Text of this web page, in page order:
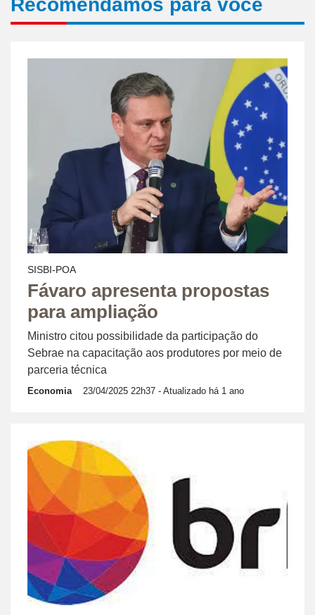
SISBI-POA
Fávaro apresenta propostas
para ampliação
Ministro citou possibilidade da participação do
Sebrae na capacitação aos produtores por meio de
parceria técnica
Economia 23/04/2025 22h37 - Atualizado há 1 ano